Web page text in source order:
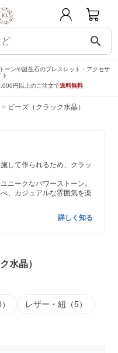
search
ーンや誕生石のブレスレット・アクセサ
ト
円以上のご注文で送料無料
ビーズ（クラック水晶）
して作られるため、クラッ
ニークなパワーストーン。
、カジュアルな雰囲気を楽
詳しく知る
水晶）
レザー・紐（5）